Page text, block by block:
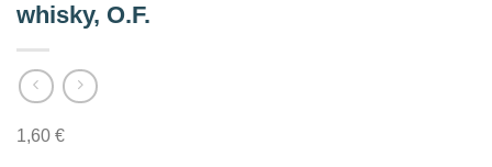
whisky, O.F.
1,60 €